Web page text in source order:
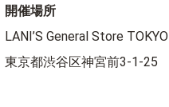
開催場所
LANI’S General Store TOKYO
東京都渋谷区神宮前3-1-25